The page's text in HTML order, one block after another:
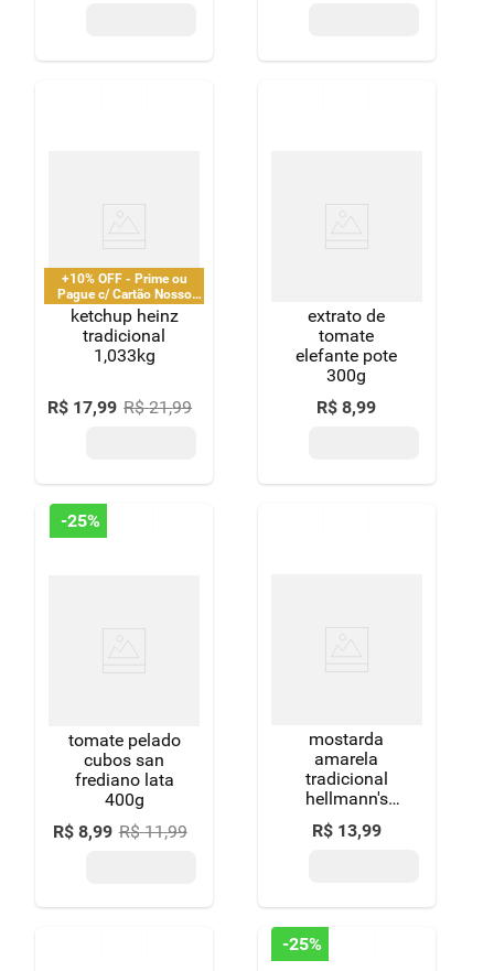
+10% OFF - Prime ou
Pague c/ Cartão Nosso
Pay
ketchup heinz
tradicional
1,033kg
R$ 17,99 R$ 21,99
extrato de
tomate
elefante pote
300g
R$ 8,99
-25%
tomate pelado
cubos san
frediano lata
400g
R$ 8,99 R$ 11,99
mostarda
amarela
tradicional
hellmann's
squeeze 170g
R$ 13,99
-25%